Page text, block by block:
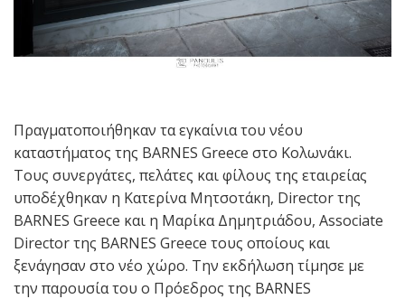
Πραγματοποιήθηκαν τα εγκαίνια του νέου
καταστήματος της BARNES Greece στο Κολωνάκι.
Τους συνεργάτες, πελάτες και φίλους της εταιρείας
υποδέχθηκαν η Κατερίνα Μητσοτάκη, Director της
BARNES Greece και η Μαρίκα Δημητριάδου, Associate
Director της BARNES Greece τους οποίους και
ξενάγησαν στο νέο χώρο. Την εκδήλωση τίμησε με
την παρουσία του ο Πρόεδρος της BARNES